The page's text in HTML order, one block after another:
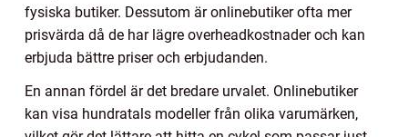
fysiska butiker. Dessutom är onlinebutiker ofta mer
prisvärda då de har lägre overheadkostnader och kan
erbjuda bättre priser och erbjudanden.
En annan fördel är det bredare urvalet. Onlinebutiker
kan visa hundratals modeller från olika varumärken,